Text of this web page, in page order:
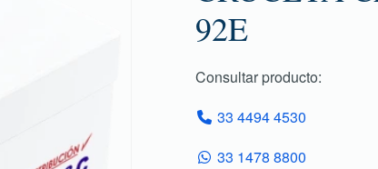
92E
Consultar producto:
33 4494 4530
33 1478 8800